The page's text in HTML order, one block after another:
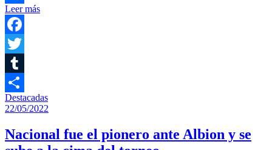
Compartir
Leer más
Facebook
Twitter
Tumblr
Compartir
Destacadas
22/05/2022
Nacional fue el pionero ante Albion y se